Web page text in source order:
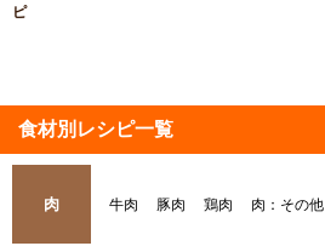
ピ
食材別レシピ一覧
肉 牛肉 豚肉 鶏肉 肉：その他